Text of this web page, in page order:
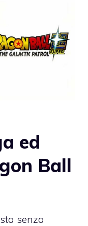
ed
Ball
senza